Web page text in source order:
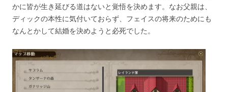
かに皆が生き延びる道はないと覚悟を決めます。なお父親は、
ディックの本性に気付いておらず、フェイスの将来のためにも
なんとかして結婚を決めようと必死でした。